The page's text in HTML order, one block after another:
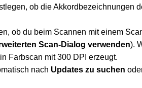
ob die Akkordbezeichnungen
ob du beim Scannen mit einem
Scan-Dialog verwenden).
Farbscan mit 300 DPI erzeugt.
nach Updates zu suchen